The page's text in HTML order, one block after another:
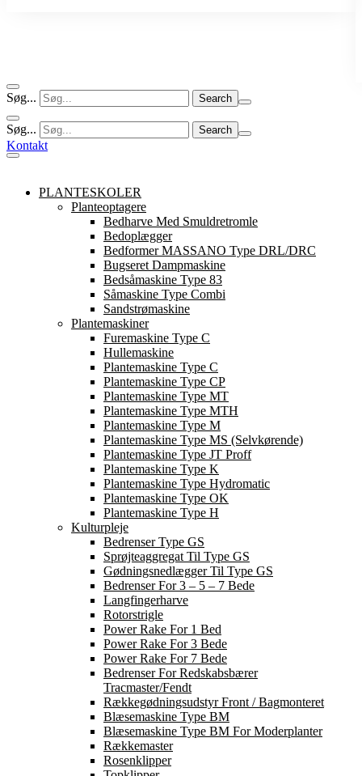
Søg...
Søg...
Kontakt
PLANTESKOLER
Planteoptagere
Bedharve Med Smuldretromle
Bedoplægger
Bedformer MASSANO Type DRL/DRC
Bugseret Dampmaskine
Bedsåmaskine Type 83
Såmaskine Type Combi
Sandstrømaskine
Plantemaskiner
Furemaskine Type C
Hullemaskine
Plantemaskine Type C
Plantemaskine Type CP
Plantemaskine Type MT
Plantemaskine Type MTH
Plantemaskine Type M
Plantemaskine Type MS (Selvkørende)
Plantemaskine Type JT Proff
Plantemaskine Type K
Plantemaskine Type Hydromatic
Plantemaskine Type OK
Plantemaskine Type H
Kulturpleje
Bedrenser Type GS
Sprøjteaggregat Til Type GS
Gødningsnedlægger Til Type GS
Bedrenser For 3 – 5 – 7 Bede
Langfingerharve
Rotorstrigle
Power Rake For 1 Bed
Power Rake For 3 Bede
Power Rake For 7 Bede
Bedrenser For Redskabsbærer
Tracmaster/Fendt
Rækkegødningsudstyr Front / Bagmonteret
Blæsemaskine Type BM
Blæsemaskine Type BM For Moderplanter
Rækkemaster
Rosenklipper